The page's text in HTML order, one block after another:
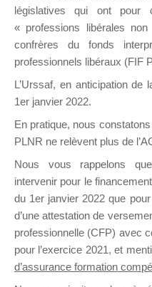
Ce groupe est
formation. Il accueille
législatives qui ont pour
« professions libérales
confrères du fonds
professionnels libéraux (FIF
L’Urssaf, en anticipation de
1er janvier 2022.
En pratique, nous constatons
PLNR ne relèvent plus de
Nous vous rappelons
intervenir pour le
du 1er janvier 2022 que
d’une attestation de
professionnelle (CFP) avec
pour l’exercice 2021, et
d’assurance formation